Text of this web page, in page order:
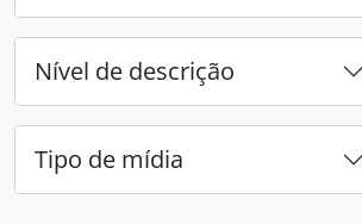
Nível de descrição
Tipo de mídia